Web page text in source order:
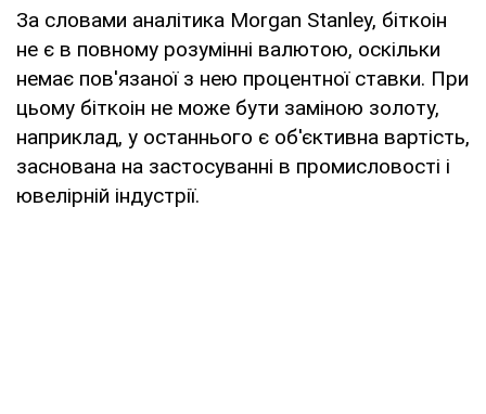
За словами аналітика Morgan Stanley, біткоін
не є в повному розумінні валютою, оскільки
немає пов'язаної з нею процентної ставки. При
цьому біткоін не може бути заміною золоту,
наприклад, у останнього є об'єктивна вартість,
заснована на застосуванні в промисловості і
ювелірній індустрії.